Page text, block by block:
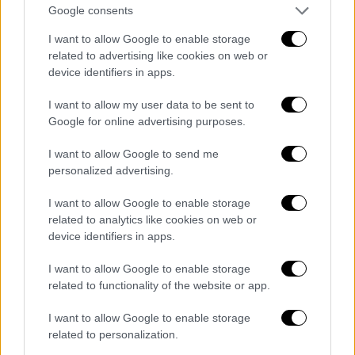
Google consents
I want to allow Google to enable storage
related to advertising like cookies on web or
device identifiers in apps.
I want to allow my user data to be sent to
Google for online advertising purposes.
I want to allow Google to send me
personalized advertising.
I want to allow Google to enable storage
related to analytics like cookies on web or
device identifiers in apps.
I want to allow Google to enable storage
related to functionality of the website or app.
I want to allow Google to enable storage
related to personalization.
στρατό της Βέρμαχτ.
Εξαθλιωμένοι και πεινασμένοι
Και πριν από τον βαρύ χειμώνα της ρωσικής